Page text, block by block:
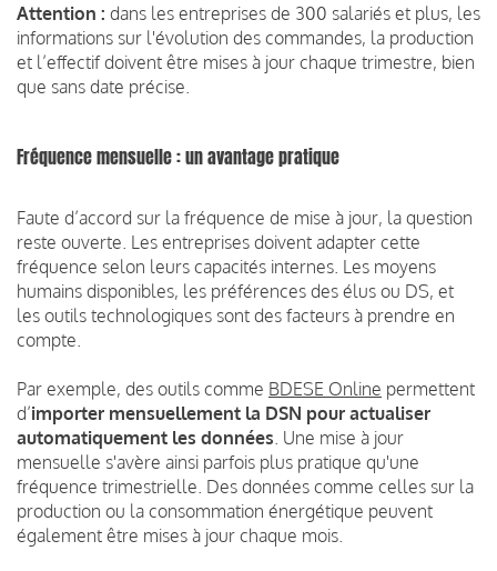
Attention : dans les entreprises de 300 salariés et plus, les
informations sur l'évolution des commandes, la production
et l’effectif doivent être mises à jour chaque trimestre, bien
que sans date précise.
Fréquence mensuelle : un avantage pratique
Faute d’accord sur la fréquence de mise à jour, la question
reste ouverte. Les entreprises doivent adapter cette
fréquence selon leurs capacités internes. Les moyens
humains disponibles, les préférences des élus ou DS, et
les outils technologiques sont des facteurs à prendre en
compte.
Par exemple, des outils comme BDESE Online permettent
d’importer mensuellement la DSN pour actualiser
automatiquement les données . Une mise à jour
mensuelle s'avère ainsi parfois plus pratique qu'une
fréquence trimestrielle. Des données comme celles sur la
production ou la consommation énergétique peuvent
également être mises à jour chaque mois.